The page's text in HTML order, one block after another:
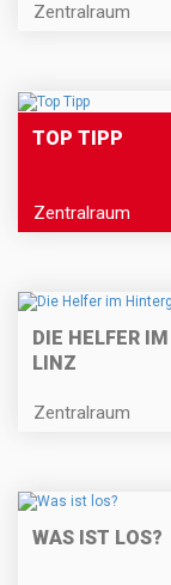
Zentralraum
TOP TIPP
Zentralraum
DIE HELFER IM
INZ
Zentralraum
WAS IST LOS?